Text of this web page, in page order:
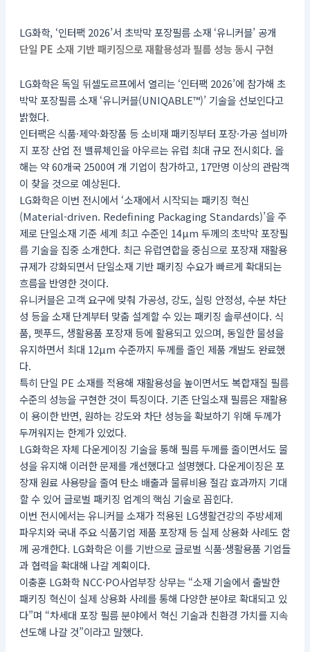
LG화학, ‘인터팩 2026’서 초박막 포장필름 소재 ‘유니커블’ 공개
단일 PE 소재 기반 패키징으로 재활용성과 필름 성능 동시 구현
LG화학은 독일 뒤셀도르프에서 열리는 ‘인터팩 2026’에 참가해 초
박막 포장필름 소재 ‘유니커블(UNIQABLE™)’ 기술을 선보인다고
밝혔다.
인터팩은 식품·제약·화장품 등 소비재 패키징부터 포장·가공 설비까
지 포장 산업 전 밸류체인을 아우르는 유럽 최대 규모 전시회다. 올
해는 약 60개국 2500여 개 기업이 참가하고, 17만명 이상의 관람객
이 찾을 것으로 예상된다.
LG화학은 이번 전시에서 ‘소재에서 시작되는 패키징 혁신
(Material-driven. Redefining Packaging Standards)’을 주
제로 단일소재 기준 세계 최고 수준인 14μm 두께의 초박막 포장필
름 기술을 집중 소개한다. 최근 유럽연합을 중심으로 포장재 재활용
규제가 강화되면서 단일소재 기반 패키징 수요가 빠르게 확대되는
흐름을 반영한 것이다.
유니커블은 고객 요구에 맞춰 가공성, 강도, 실링 안정성, 수분 차단
성 등을 소재 단계부터 맞춤 설계할 수 있는 패키징 솔루션이다. 식
품, 펫푸드, 생활용품 포장재 등에 활용되고 있으며, 동일한 물성을
유지하면서 최대 12μm 수준까지 두께를 줄인 제품 개발도 완료했
다.
특히 단일 PE 소재를 적용해 재활용성을 높이면서도 복합재질 필름
수준의 성능을 구현한 것이 특징이다. 기존 단일소재 필름은 재활용
이 용이한 반면, 원하는 강도와 차단 성능을 확보하기 위해 두께가
두꺼워지는 한계가 있었다.
LG화학은 자체 다운게이징 기술을 통해 필름 두께를 줄이면서도 물
성을 유지해 이러한 문제를 개선했다고 설명했다. 다운게이징은 포
장재 원료 사용량을 줄여 탄소 배출과 물류비용 절감 효과까지 기대
할 수 있어 글로벌 패키징 업계의 핵심 기술로 꼽힌다.
이번 전시에서는 유니커블 소재가 적용된 LG생활건강의 주방세제
파우치와 국내 주요 식품기업 제품 포장재 등 실제 상용화 사례도 함
께 공개한다. LG화학은 이를 기반으로 글로벌 식품·생활용품 기업들
과 협력을 확대해 나갈 계획이다.
이충훈 LG화학 NCC·PO사업부장 상무는 “소재 기술에서 출발한
패키징 혁신이 실제 상용화 사례를 통해 다양한 분야로 확대되고 있
다”며 “차세대 포장 필름 분야에서 혁신 기술과 친환경 가치를 지속
선도해 나갈 것”이라고 말했다.